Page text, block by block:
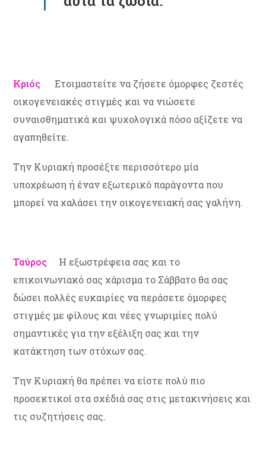
Κριός
Ετοιμαστείτε να ζήσετε όμορφες ζεστές
οικογενειακές στιγμές και να νιώσετε
συναισθηματικά και ψυχολογικά πόσο αξίζετε να
αγαπηθείτε.
Την Κυριακή προσέξτε περισσότερο μία
υποχρέωση ή έναν εξωτερικό παράγοντα που
μπορεί να χαλάσει την οικογενειακή σας γαλήνη.
Ταύρος
Η εξωστρέφεια σας και το
επικοινωνιακό σας χάρισμα το Σάββατο θα σας
δώσει πολλές ευκαιρίες να περάσετε όμορφες
στιγμές με φίλους και νέες γνωριμίες πολύ
σημαντικές για την εξέλιξη σας και την
κατάκτηση των στόχων σας.
Την Κυριακή θα πρέπει να είστε πολύ πιο
προσεκτικοί στα σχέδιά σας στις μετακινήσεις και
τις συζητήσεις σας.